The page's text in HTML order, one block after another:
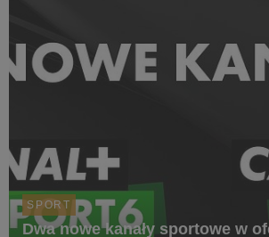
SPORT
Dwa nowe kanały sportowe w